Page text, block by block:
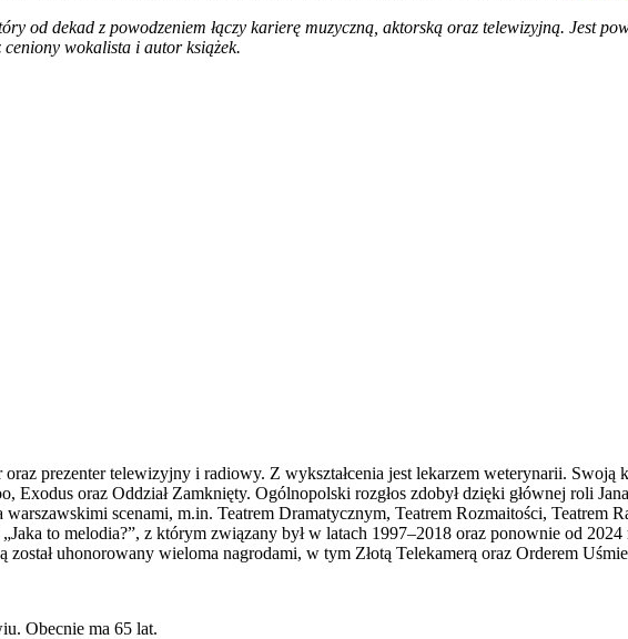
od dekad z powodzeniem łączy karierę muzyczną, aktorską oraz telewizyjną. Jest
wokalista i autor książek.
prezenter telewizyjny i radiowy. Z wykształcenia jest lekarzem weterynarii. Swoją
oraz Oddział Zamknięty. Ogólnopolski rozgłos zdobył dzięki głównej roli
scenami, m.in. Teatrem Dramatycznym, Teatrem Rozmaitości, Teatrem
to melodia?”, z którym związany był w latach 1997–2018 oraz ponownie od
uhonorowany wieloma nagrodami, w tym Złotą Telekamerą oraz Orderem
Obecnie ma 65 lat.